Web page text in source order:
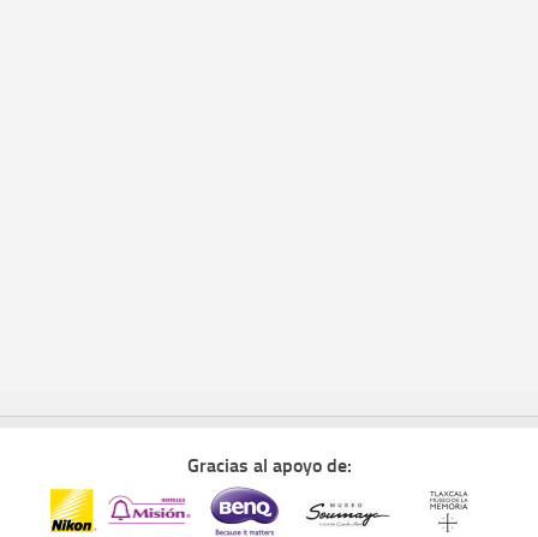
Gracias al apoyo de: